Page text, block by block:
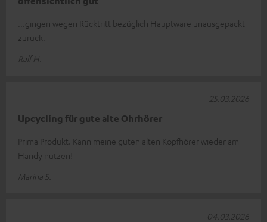
...gingen wegen Rücktritt bezüglich Hauptware unausgepackt
zurück.
Ralf H.
Upcycling für gute alte Ohrhörer
Prima Produkt. Kann meine guten alten Kopfhörer wieder am
Handy nutzen!
Marina S.
25.03.2026
04.03.2026